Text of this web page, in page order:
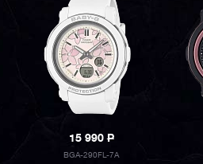
15 990P
BGA-290FL-7A